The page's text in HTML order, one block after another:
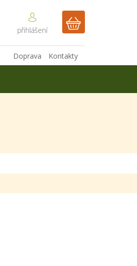
NÁKUPNÍ
Kontakty
Doprava